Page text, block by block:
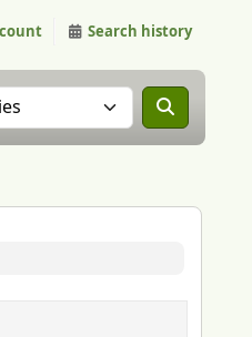
Search history
catalog in: